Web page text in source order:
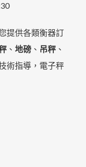
提供各類衡器訂
、地磅 、 吊秤 、
術指導，電子秤